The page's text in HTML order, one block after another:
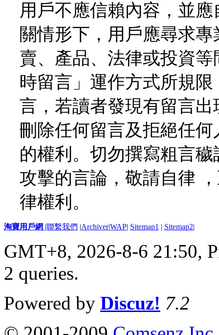
用戶不應信賴內容，並
關情形下，用戶應尋求
賣、產品、法律或投資
時留言」運作方式所規
言，若讀者發現有留言
刪除任何留言及拒絕任
的權利。切勿撰寫粗言
攻擊的言論，敬請自律
律權利。
淘寶用戶網 |聯繫我們 |Archiver|WAP| Sitemap1 | Sitemap2|
GMT+8, 2026-8-6 21:50,
2 queries.
Powered by Discuz! 7.2